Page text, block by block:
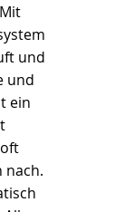
und
und
ein
nach.